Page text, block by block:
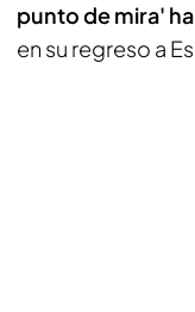
punto de mira'
en su regreso a